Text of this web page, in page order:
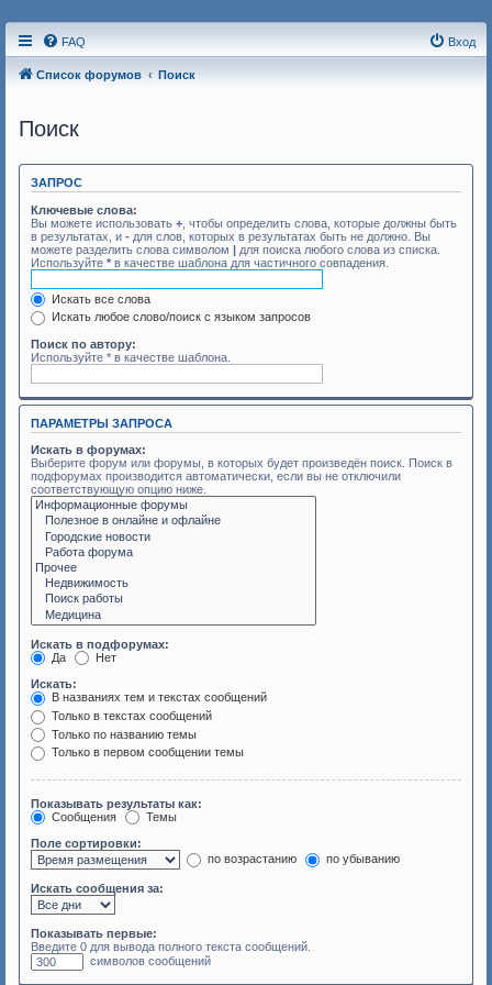
FAQ Вход
Список форумов Поиск
Поиск
ЗАПРОС
Ключевые слова:
Вы можете использовать + , чтобы определить слова, которые должны быть
в результатах, и - для слов, которых в результатах быть не должно. Вы
можете разделить слова символом | для поиска любого слова из списка.
Используйте * в качестве шаблона для частичного совпадения.
Искать все слова
Искать любое слово/поиск с языком запросов
Поиск по автору:
Используйте * в качестве шаблона.
ПАРАМЕТРЫ ЗАПРОСА
Искать в форумах:
Выберите форум или форумы, в которых будет произведён поиск. Поиск в
подфорумах производится автоматически, если вы не отключили
соответствующую опцию ниже.
Искать в подфорумах:
Да
Нет
Искать:
В названиях тем и текстах сообщений
Только в текстах сообщений
Только по названию темы
Только в первом сообщении темы
Показывать результаты как:
Сообщения
Темы
Поле сортировки:
по возрастанию
по убыванию
Искать сообщения за:
Показывать первые:
Введите 0 для вывода полного текста сообщений.
символов сообщений